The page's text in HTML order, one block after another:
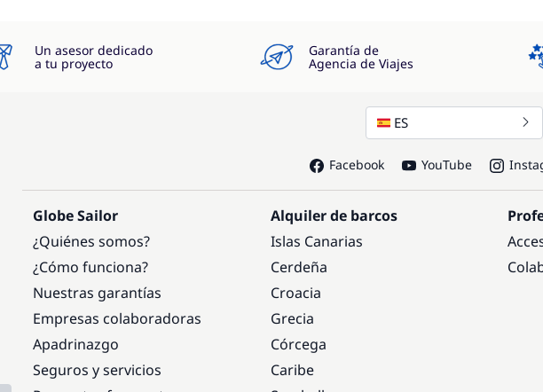
Un asesor dedicado
a tu proyecto
Garantía de
Agencia de Viajes
ES
Facebook YouTube
Globe Sailor
¿Quiénes somos?
¿Cómo funciona?
Nuestras garantías
Empresas colaboradoras
Apadrinazgo
Seguros y servicios
Alquiler de barcos
Islas Canarias
Cerdeña
Croacia
Grecia
Córcega
Caribe